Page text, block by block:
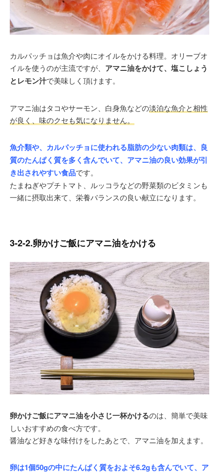
カルパッチョは魚介や肉にオイルをかける料理。オリーブオ
イルを使うのが主流ですが、 アマニ油をかけて、塩こしょう
とレモン汁で美味しく頂けます。
アマニ油はタコやサーモン、白身魚などの淡泊な魚介と相性
が良く、味のクセも気になりません。
魚介類や、カルパッチョに使われる脂肪の少ない肉類は、良
質のたんぱく質を多く含んでいて、アマニ油の良い効果が引
き出されやすい食品です。
たまねぎやプチトマト、ルッコラなどの野菜類のビタミンも
一緒に摂取出来て、栄養バランスの良い献立になります。
3-2-2.卵かけご飯にアマニ油をかける
卵かけご飯にアマニ油を小さじ一杯かけるのは、簡単で美味
しいおすすめの食べ方です。
醤油など好きな味付けをしたあとで、アマニ油を加えます。
卵は1個50gの中にたんぱく質をおよそ6.2gも含んでいて、ア